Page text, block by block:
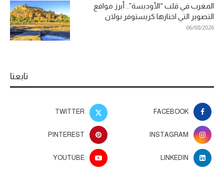
المغرب في قلب “الأوديسة”.. أبرز مواقع
التصوير التي اختارها كريستوفر نولان
06/08/2026
تابعنا
FACEBOOK
TWITTER
INSTAGRAM
PINTEREST
LINKEDIN
YOUTUBE